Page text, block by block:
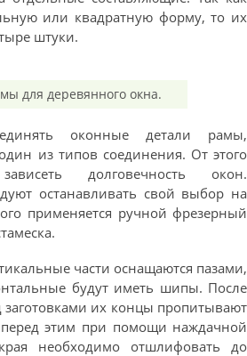
или квадратную форму, то их
штуки.
для деревянного окна.
оконные детали рамы,
из типов соединения. От этого
долговечность окон.
останавливать свой выбор на
применяется ручной фрезерный
части оснащаются пазами,
будут иметь шипы. После
их концы пропитывают
этим при помощи наждачной
необходимо отшлифовать до